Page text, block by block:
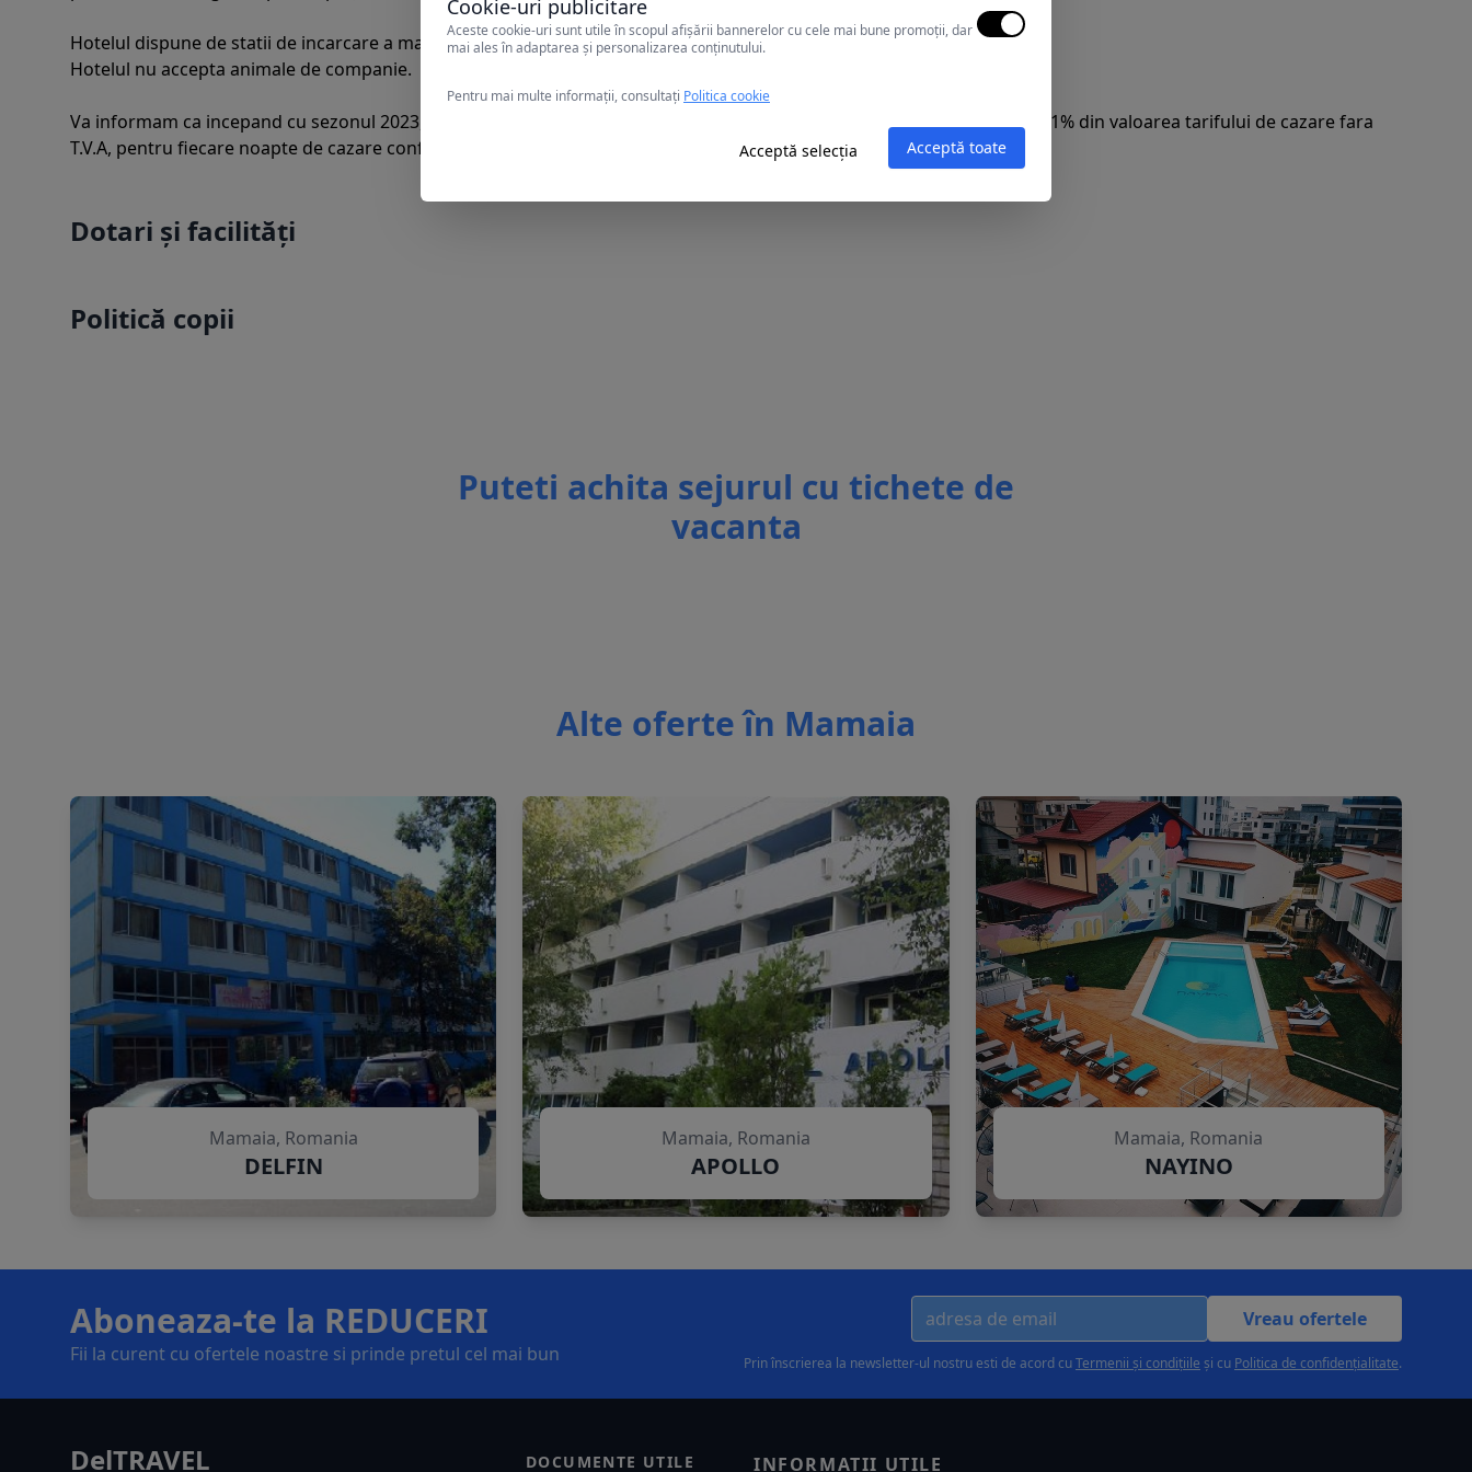
Hotelul dispune de statii de incarcare a masinilor electrice.
Hotelul nu accepta animale de companie.
Va informam ca incepand cu sezonul 2023, se va incasa la receptie in momentul cazarii taxa de statiune, reprezentand 1% din valoarea tarifului de cazare fara
T.V.A, pentru fiecare noapte de cazare conform HCL NR. 614/27.12.2022.
Dotari și facilități
Politică copii
Puteti achita sejurul cu tichete de
vacanta
Alte oferte în Mamaia
Mamaia, Romania
DELFIN
Mamaia, Romania
APOLLO
Mamaia, Romania
NAYINO
Aboneaza-te la REDUCERI
Fii la curent cu ofertele noastre si prinde pretul cel mai bun
Vreau ofertele
Prin înscrierea la newsletter-ul nostru esti de acord cuTermenii și condițiile și cu Politica de confidențialitate.
DelTRAVEL DOCUMENTE UTILE INFORMATII UTILE
Cookie-uri publicitare
Aceste cookie-uri sunt utile în scopul afișării bannerelor cu cele mai bune promoții, dar
mai ales în adaptarea și personalizarea conținutului.
Pentru mai multe informații, consultați Politica cookie
Acceptă selecția Acceptă toate